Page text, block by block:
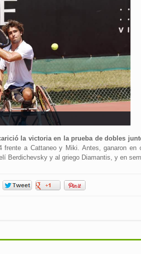
la victoria en la prueba de dobles
a Cattaneo y Miki. Antes, ganaron en
Berdichevsky y al griego Diamantis, y en